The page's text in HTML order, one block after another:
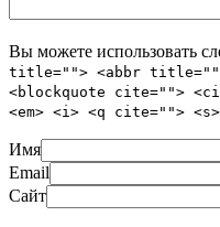
Вы можете использовать
title=""> <abbr
<blockquote cite="">
<em> <i> <q cite="">
Имя
Email
Сайт